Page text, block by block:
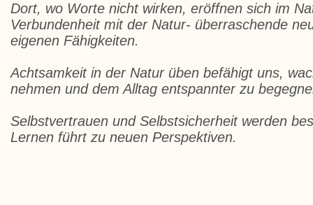
Dort, wo Worte nicht wirken, eröffnen sich im
Verbundenheit mit der Natur- überraschende
eigenen Fähigkeiten.
Achtsamkeit in der Natur üben befähigt uns,
nehmen und dem Alltag entspannter zu
Selbstvertrauen und Selbstsicherheit werden
Lernen führt zu neuen Perspektiven.